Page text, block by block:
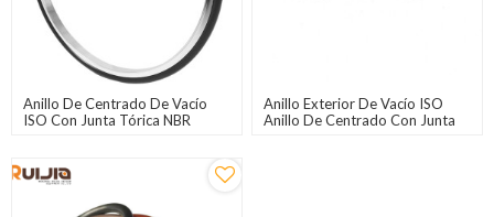
Anillo De Centrado De Vacío
ISO Con Junta Tórica NBR
Anillo Exterior De Vacío ISO
Anillo De Centrado Con Junta